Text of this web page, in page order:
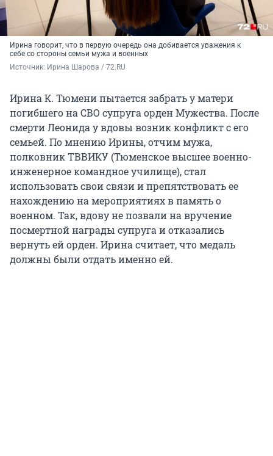
Ирина говорит, что в первую очередь она добивается уважения к
себе со стороны семьи мужа и военных
Источник: Ирина Шарова / 72.RU
Ирина К. Тюмени пытается забрать у матери
погибшего на СВО супруга орден Мужества. После
смерти Леонида у вдовы возник конфликт с его
семьей. По мнению Ирины, отчим мужа,
полковник ТВВИКУ (Тюменское высшее военно-
инженерное командное училище), стал
использовать свои связи и препятствовать ее
нахождению на мероприятиях в память о
военном. Так, вдову не позвали на вручение
посмертной награды супруга и отказались
вернуть ей орден. Ирина считает, что медаль
должны были отдать именно ей.